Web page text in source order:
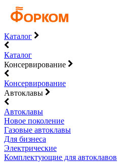
Каталог
Каталог
Консервирование
Консервирование
Автоклавы
Автоклавы
Новое поколение
Газовые автоклавы
Для бизнеса
Электрические
Комплектующие для автоклавов